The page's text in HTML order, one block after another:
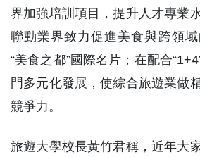
界加強培訓項目，提升人才專業
聯動業界致力促進美食與跨領
“美食之都”國際名片；在配合
門多元化發展，使綜合旅遊業做
競爭力。
旅遊大學校長黃竹君稱，近年大